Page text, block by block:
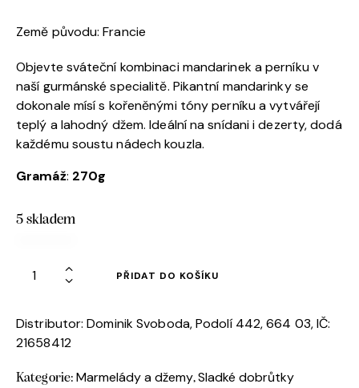
Země původu: Francie
Objevte sváteční kombinaci mandarinek a perníku v
naší gurmánské specialitě. Pikantní mandarinky se
dokonale mísí s kořeněnými tóny perníku a vytvářejí
teplý a lahodný džem. Ideální na snídani i dezerty, dodá
každému soustu nádech kouzla.
Gramáž: 270g
5 skladem
PŘIDAT DO KOŠÍKU
Distributor: Dominik Svoboda, Podolí 442, 664 03, IČ:
21658412
Kategorie: Marmelády a džemy,Sladké dobrůtky